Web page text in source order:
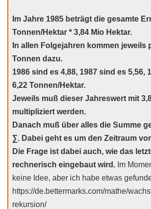
Im Jahre 1985 beträgt die gesamte
Tonnen/Hektar * 3,84 Mio Hektar.
In allen Folgejahren kommen jeweils
Tonnen dazu.
1986 sind es 4,88, 1987 sind es 5,56,
6,22 Tonnen/Hektar.
Jeweils muß dieser Jahreswert mit
multipliziert werden.
Danach muß über alles die Summe
∑. Dabei geht es um den Zeitraum
Die Frage ist dabei auch, wie das
rechnerisch eingebaut wird. Im
keine Idee, aber ich habe etwas
https://de.bettermarks.com/mathe/
rekursion/